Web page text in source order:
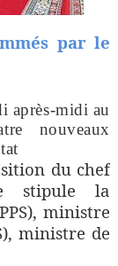
par le
après-midi au
nouveaux
du chef
stipule la
ministre
ministre de